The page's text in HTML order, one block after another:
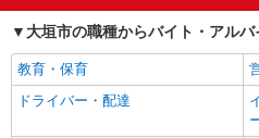
ボーナス・賞与あり
交通費支給
産休・育休取得実績あり
大垣市の職種からバイト・アル
教育・保育
ドライバー・配達